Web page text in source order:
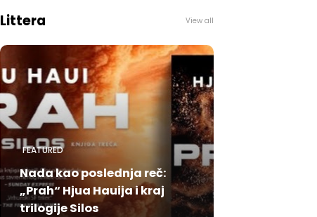
Littera View all
FEATURED
Nada kao poslednja reč:
„Prah“ Hjua Hauija i kraj
trilogije Silos